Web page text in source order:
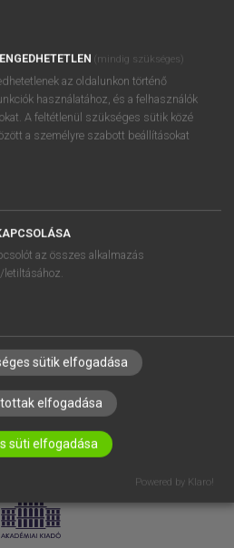
NYELVVIZSGA
INTÉZMÉNYEKNEK
MEGOLDÁSOK
RÓLUNK
BEÁLLÍTÁSOK
ADATVÉDELEM
(mindig szükséges)
az oldalunkon történő
használatához, és a felhasználók
A feltétlenül szükséges sütik közé
a személyre szabott beállításokat
az összes alkalmazás
sütik elfogadása
elfogadása
süti elfogadása
Powered by Klaro!